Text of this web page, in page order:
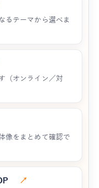
るテーマから選べま
（オンライン／対
像をまとめて確認で
↗